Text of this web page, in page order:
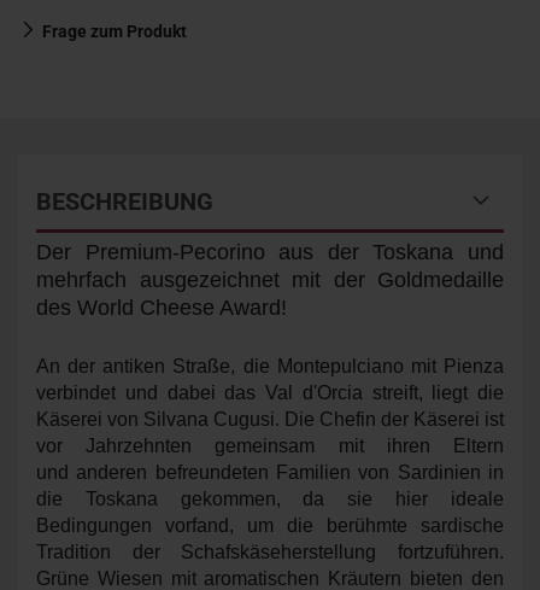
Frage zum Produkt
BESCHREIBUNG
Der Premium-Pecorino aus der Toskana und
mehrfach ausgezeichnet mit der Goldmedaille
des World Cheese Award!
An der antiken Straße, die Montepulciano mit Pienza
verbindet und dabei das Val d'Orcia streift, liegt die
Käserei von Silvana Cugusi. Die Chefin der Käserei ist
vor Jahrzehnten gemeinsam mit ihren Eltern
und anderen befreundeten Familien von Sardinien in
die Toskana gekommen, da sie hier ideale
Bedingungen vorfand, um die berühmte sardische
Tradition der Schafskäseherstellung fortzuführen.
Grüne Wiesen mit aromatischen Kräutern bieten den